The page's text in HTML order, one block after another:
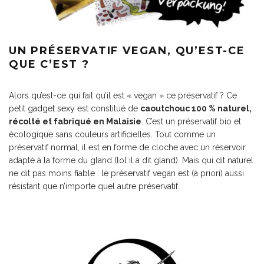
UN PRÉSERVATIF VEGAN, QU’EST-CE
QUE C’EST ?
Alors qu’est-ce qui fait qu’il est « vegan » ce préservatif ? Ce
petit gadget sexy est constitué de caoutchouc 100 % naturel,
récolté et fabriqué en Malaisie . C’est un préservatif bio et
écologique sans couleurs artificielles. Tout comme un
préservatif normal, il est en forme de cloche avec un réservoir
adapté à la forme du gland (lol il a dit gland). Mais qui dit naturel
ne dit pas moins fiable : le préservatif vegan est (à priori) aussi
résistant que n’importe quel autre préservatif.